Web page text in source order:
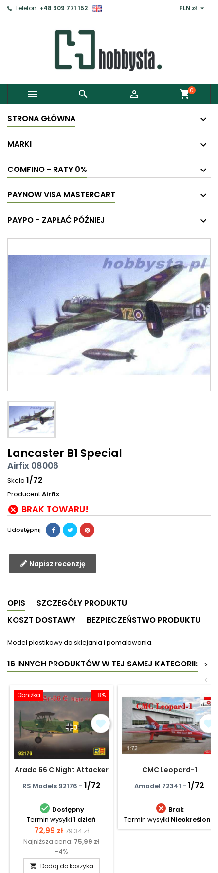
Telefon: +48 609 771 152 PLN zł 
   shopping_cart0
STRONA GŁÓWNA
MARKI
COMFINO - RATY 0%
PAYNOW VISA MASTERCART
PAYPO - ZAPŁAĆ PÓŹNIEJ
Lancaster B1 Special
Airfix 08006
Skala 1/72
ProducentAirfix
 BRAK TOWARU!
Udostępnij
Napisz recenzję
OPIS
SZCZEGÓŁY PRODUKTU
KOSZT DOSTAWY
BEZPIECZEŃSTWO PRODUKTU
Model plastikowy do sklejania i pomalowania.
16 INNYCH PRODUKTÓW W TEJ SAMEJ KATEGORII:
>
<
-8%
Obniżka
Arado 66 C Night Attacker
RS Models 92176 - 1/72
 Dostępny
Termin wysyłki 1 dzień
Cena
72,99 zł Cena
podstawowa
79,34 zł
Najniższa cena: 75,99 zł
-4%
 Dodaj do koszyka
CMC Leopard-1
Amodel 72341 - 1/72
 Brak
Termin wysyłki Nieokreślony